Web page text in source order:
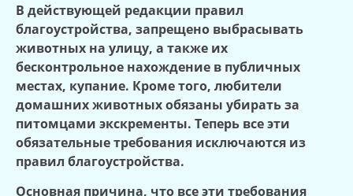
В действующей редакции правил
благоустройства, запрещено выбрасывать
животных на улицу, а также их
бесконтрольное нахождение в публичных
местах, купание. Кроме того, любители
домашних животных обязаны убирать за
питомцами экскременты. Теперь все эти
обязательные требования исключаются из
правил благоустройства.
Основная причина, что все эти требования